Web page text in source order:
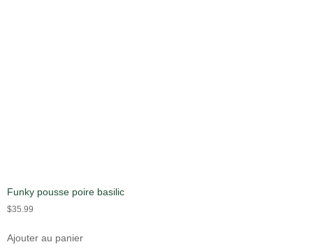
Funky pousse poire basilic
$35.99
Ajouter au panier